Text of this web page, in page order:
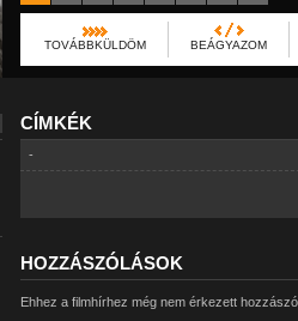
TOVÁBBKÜLDÖM BEÁGYAZOM
CÍMKÉK
-
HOZZÁSZÓLÁSOK
Ehhez a filmhírhez még nem érkezett